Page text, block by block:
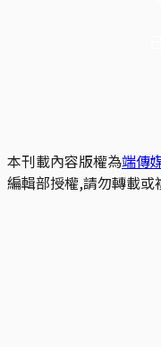
本刊載內容版權為端傳
編輯部授權,請勿轉載或